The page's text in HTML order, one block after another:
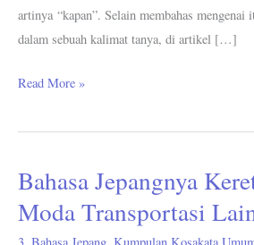
artinya “kapan”. Selain membahas mengenai
dalam sebuah kalimat tanya, di artikel […]
Read More »
Bahasa Jepangnya
Moda Transportasi
3. Bahasa Jepang, Kumpulan Kosakata
Bahasa
Kereta